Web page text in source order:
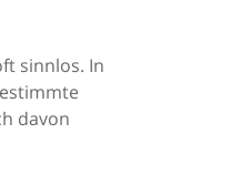
sinnlos. In
davon